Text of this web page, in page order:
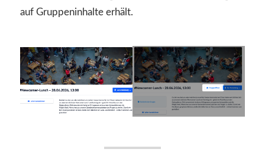
auf Gruppeninhalte erhält.